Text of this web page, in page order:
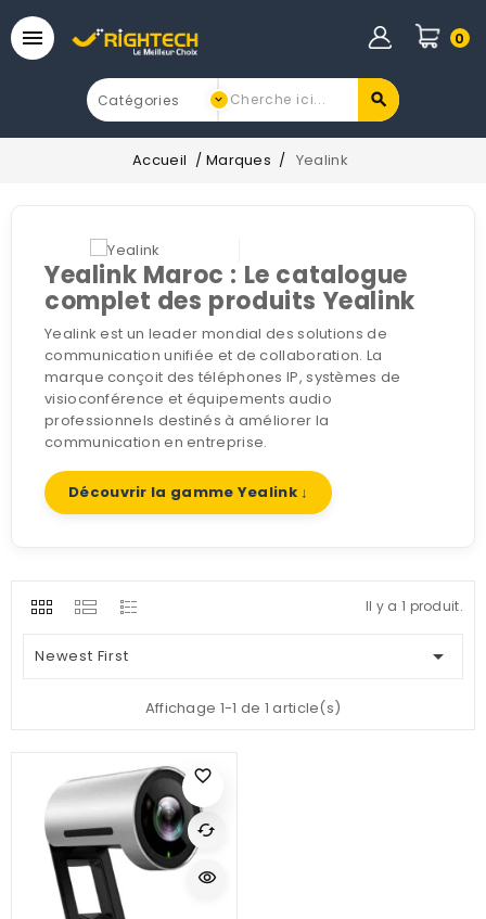
 0
Accueil Marques Yealink
Yealink Maroc : Le catalogue
complet des produits Yealink
Yealink est un leader mondial des solutions de
communication unifiée et de collaboration. La
marque conçoit des téléphones IP, systèmes de
visioconférence et équipements audio
professionnels destinés à améliorer la
communication en entreprise.
Découvrir la gamme Yealink ↓
Il y a 1 produit.
Newest First 
Affichage 1-1 de 1 article(s)
favorite_border
cached
visibility